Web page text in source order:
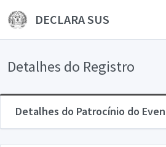
DECLARA SUS
Detalhes do Registro
Detalhes do Patrocínio do